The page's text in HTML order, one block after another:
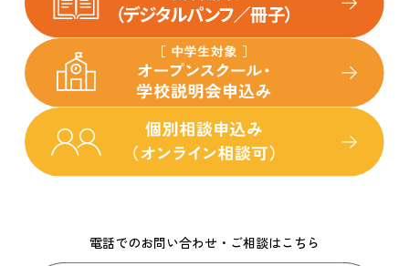
電話でのお問い合わせ・ご相談はこちら